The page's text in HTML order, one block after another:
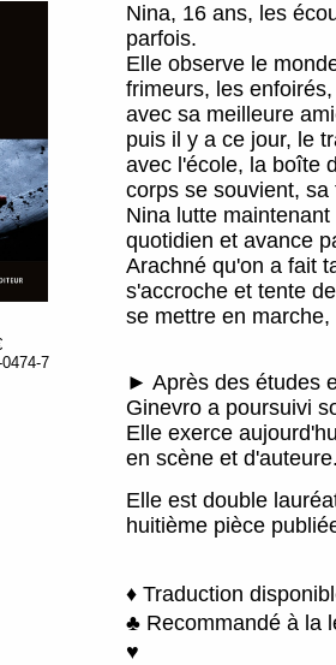
7
Nina, 16 ans, les
parfois.
Elle observe le
frimeurs, les
avec sa meilleure
puis il y a ce jour, le
avec l'école, la boîte
corps se souvient,
Nina lutte
quotidien et avance
Arachné qu'on a fait
s'accroche et tente
se mettre en
► Après des études
Ginevro a poursuivi
Elle exerce
en scène et
Elle est double
huitième pièce
♦ Traduction
♣ Recommandé à la
♥